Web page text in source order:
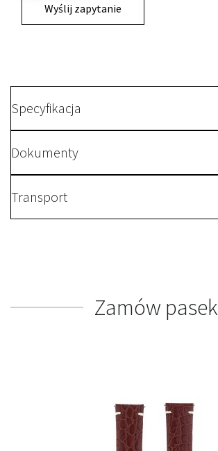
Wyślij zapytanie
Specyfikacja
Dokumenty
Transport
Zamów pasek